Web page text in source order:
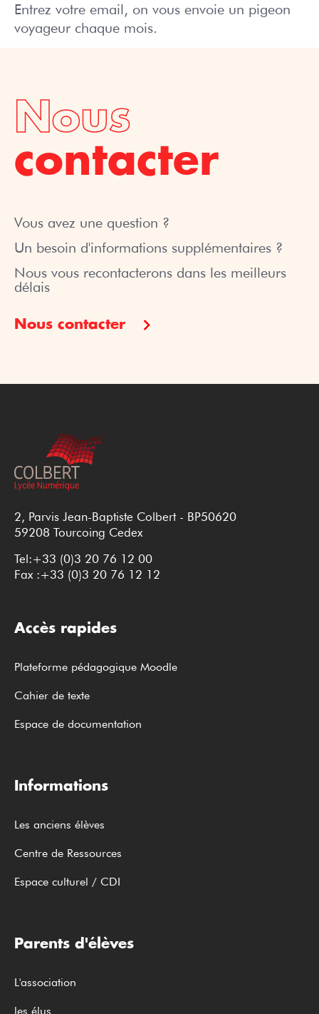
Entrez votre email, on vous envoie un pigeon
voyageur chaque mois.
Nous
contacter
Vous avez une question ?
Un besoin d'informations supplémentaires ?
Nous vous recontacterons dans les meilleurs
délais
Nous contacter
2, Parvis Jean-Baptiste Colbert - BP50620
59208 Tourcoing Cedex
Tel:+33 (0)3 20 76 12 00
Fax :+33 (0)3 20 76 12 12
Accès rapides
Plateforme pédagogique Moodle
Cahier de texte
Espace de documentation
Informations
Les anciens élèves
Centre de Ressources
Espace culturel / CDI
Parents d'élèves
L'association
les élus